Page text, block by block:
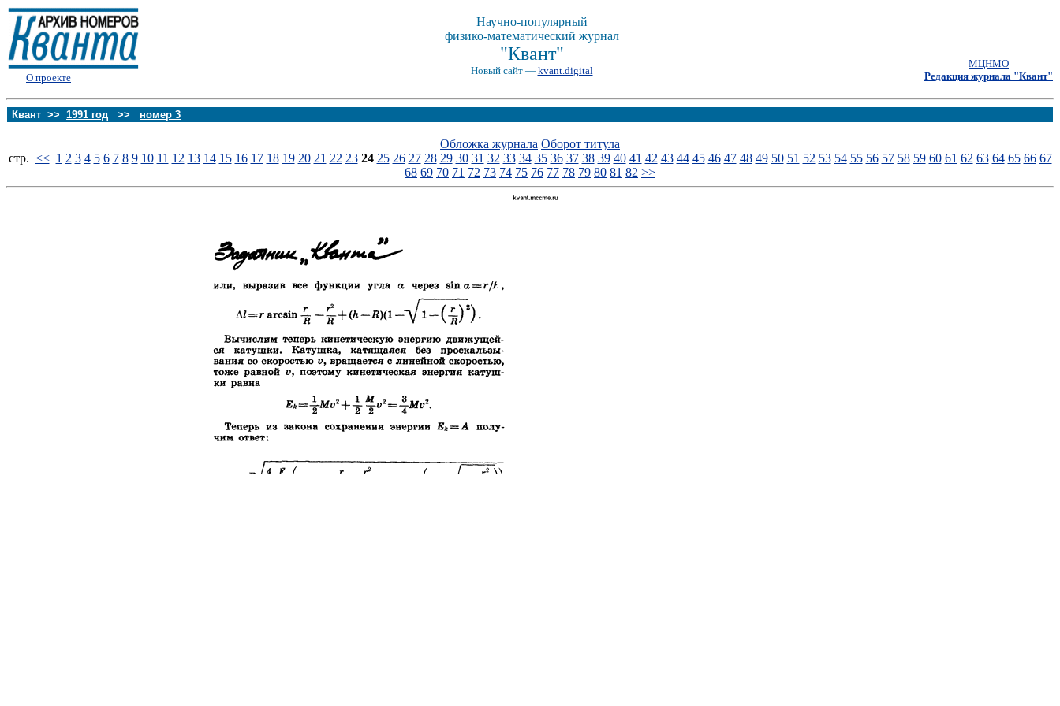
О проекте
Научно-популярный
физико-математический журнал
"Квант"
Новый сайт — kvant.digital
МЦНМО
Редакция журнала "Квант"
Квант >> 1991 год >> номер 3
Обложка журнала Оборот титула
стp. << 1 2 3 4 5 6 7 8 9 10 11 12 13 14 15 16 17 18 19 20 21 22 23 24 25 26 27 28 29 30 31 32 33 34 35 36 37 38 39 40 41 42 43 44 45 46 47 48 49 50 51 52 53 54 55 56 57 58 59 60 61 62 63 64 65 66 67
68 69 70 71 72 73 74 75 76 77 78 79 80 81 82 >>